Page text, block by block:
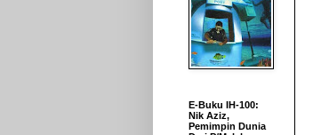
E-Buku IH-100:
Nik Aziz,
Pemimpin Dunia